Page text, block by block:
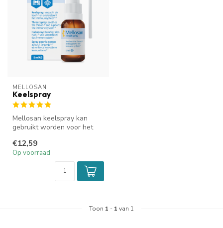
MELLOSAN
Keelspray
Mellosan keelspray kan
gebruikt worden voor het
voor h...
€12,59
Op voorraad
Toon 1 - 1 van 1